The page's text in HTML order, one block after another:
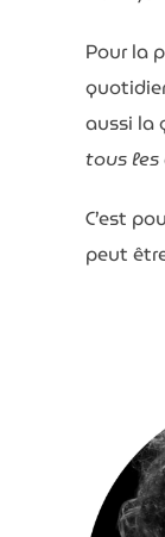
Pour la
aussi la
tous les
C’est
peut